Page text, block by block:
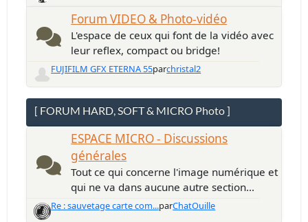
Forum VIDEO & Photo-vidéo
L'espace de ceux qui font de la vidéo avec
leur reflex, compact ou bridge!
FUJIFILM GFX ETERNA 55parchristal2
[ FORUM HARD, SOFT & MICRO Photo ]
ESPACE MICRO - Discussions
générales
Tout ce qui concerne l'image numérique et
qui ne va dans aucune autre section...
Re : sauvetage carte com...parChatOuille